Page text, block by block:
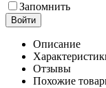
Запомнить
Войти
Описание
Отзывы
Похожие